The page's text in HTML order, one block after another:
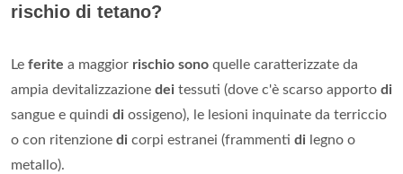
rischio di tetano?
Le ferite a maggior rischio sono quelle caratterizzate da
ampia devitalizzazione dei tessuti (dove c'è scarso apporto di
sangue e quindi di ossigeno), le lesioni inquinate da terriccio
o con ritenzione di corpi estranei (frammenti di legno o
metallo).